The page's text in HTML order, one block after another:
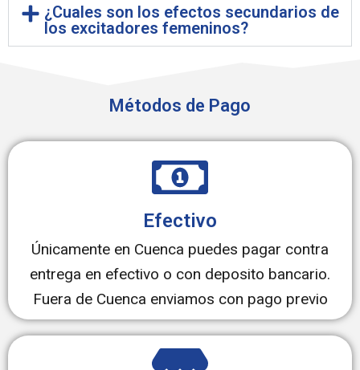
¿Cuales son los efectos secundarios de
los excitadores femeninos?
Métodos de Pago
Efectivo
Únicamente en Cuenca puedes pagar contra
entrega en efectivo o con deposito bancario.
Fuera de Cuenca enviamos con pago previo